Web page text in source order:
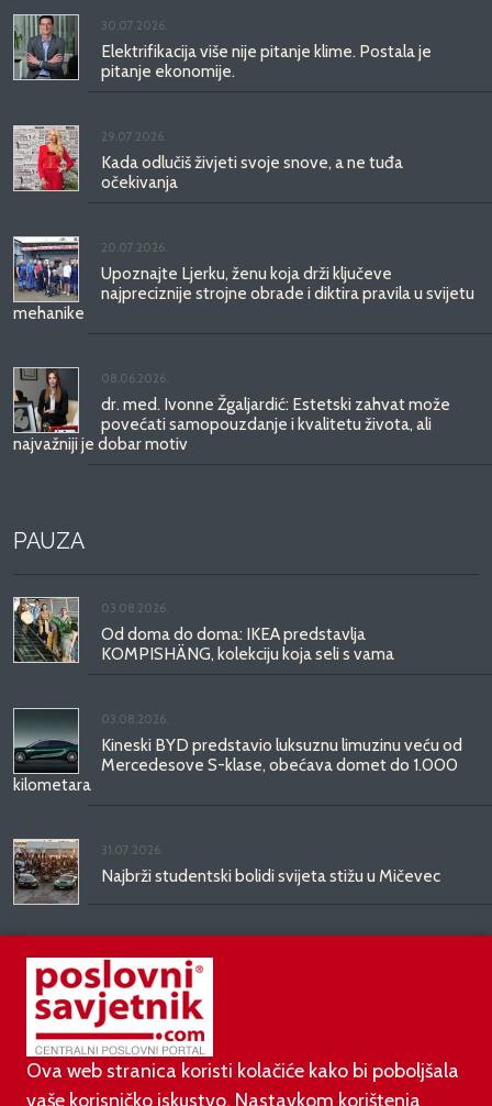
30.07.2026.
Elektrifikacija više nije pitanje klime. Postala je
pitanje ekonomije.
29.07.2026.
Kada odlučiš živjeti svoje snove, a ne tuđa
očekivanja
20.07.2026.
Upoznajte Ljerku, ženu koja drži ključeve
najpreciznije strojne obrade i diktira pravila u svijetu
mehanike
08.06.2026.
dr. med. Ivonne Žgaljardić: Estetski zahvat može
povećati samopouzdanje i kvalitetu života, ali
najvažniji je dobar motiv
PAUZA
03.08.2026.
Od doma do doma: IKEA predstavlja
KOMPISHÄNG, kolekciju koja seli s vama
03.08.2026.
Kineski BYD predstavio luksuznu limuzinu veću od
Mercedesove S-klase, obećava domet do 1.000
kilometara
31.07.2026.
Najbrži studentski bolidi svijeta stižu u Mičevec
Divote Cosmetics predstavlja Hince: novo poglavlje
korejske ljepote stiže u Hrvatsku
Ova web stranica koristi kolačiće kako bi poboljšala
vaše korisničko iskustvo. Nastavkom korištenja